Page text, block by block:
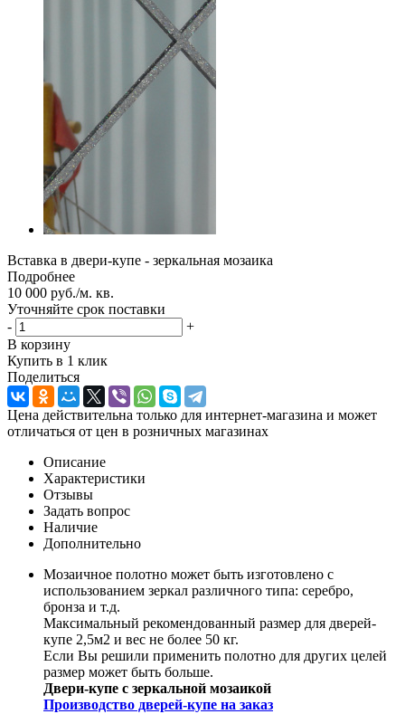
Вставка в двери-купе - зеркальная мозаика
Подробнее
10 000 руб./м. кв.
Уточняйте срок поставки
-
+
В корзину
Купить в 1 клик
Поделиться
Цена действительна только для интернет-магазина и может
отличаться от цен в розничных магазинах
Описание
Характеристики
Отзывы
Задать вопрос
Наличие
Дополнительно
Мозаичное полотно может быть изготовлено с
использованием зеркал различного типа: серебро,
бронза и т.д.
Максимальный рекомендованный размер для дверей-
купе 2,5м2 и вес не более 50 кг.
Если Вы решили применить полотно для других целей
размер может быть больше.
Двери-купе с зеркальной мозаикой
Производство дверей-купе на заказ